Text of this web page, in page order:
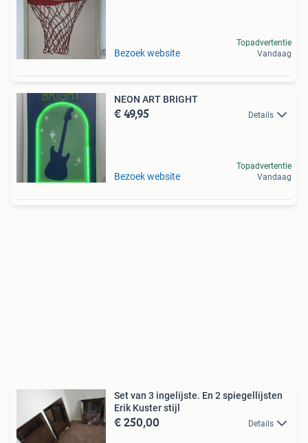
Bezoek website
Topadvertentie
Vandaag
NEON ART BRIGHT
€ 49,95 Details
Bezoek website
Topadvertentie
Vandaag
Set van 3 ingelijste. En 2 spiegellijsten
Erik Kuster stijl
€ 250,00 Details